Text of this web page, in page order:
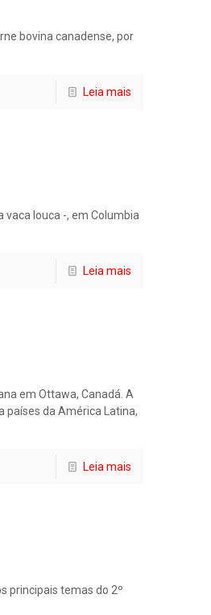
bovina canadense, por
Leia mais
vaca louca -, em Columbia
Leia mais
em Ottawa, Canadá. A
países da América Latina,
Leia mais
principais temas do 2º